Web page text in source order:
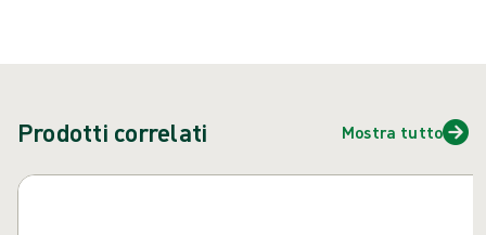
Prodotti correlati Mostra tutto